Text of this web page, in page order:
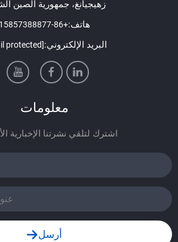
زهيجيانغ، جمهورية الصين
هاتف:+86-15857388877
البريد الإلكتروني:[email protected]
معلومات
اشترك لتلقي نشرتنا الإخبارية
أرسل